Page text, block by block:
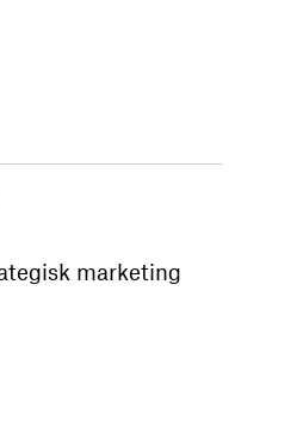
marketing